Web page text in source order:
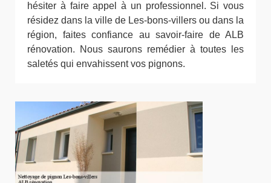
hésiter à faire appel à un professionnel. Si vous
résidez dans la ville de Les-bons-villers ou dans la
région, faites confiance au savoir-faire de ALB
rénovation. Nous saurons remédier à toutes les
saletés qui envahissent vos pignons.